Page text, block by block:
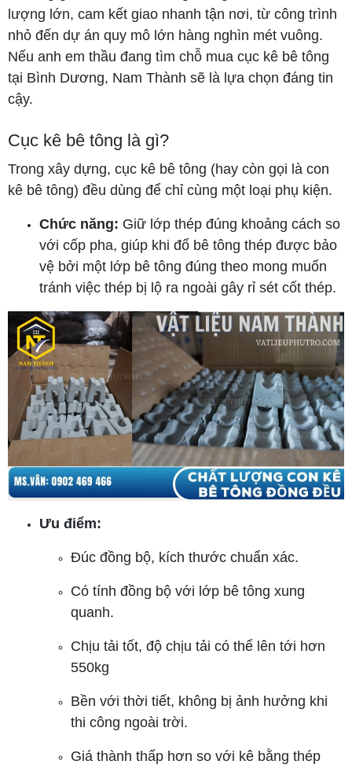
lượng lớn, cam kết giao nhanh tận nơi, từ công trình
nhỏ đến dự án quy mô lớn hàng nghìn mét vuông.
Nếu anh em thầu đang tìm chỗ mua cục kê bê tông
tại Bình Dương, Nam Thành sẽ là lựa chọn đáng tin
cậy.
Cục kê bê tông là gì?
Trong xây dựng, cục kê bê tông (hay còn gọi là con
kê bê tông) đều dùng để chỉ cùng một loại phụ kiện.
Chức năng: Giữ lớp thép đúng khoảng cách so
với cốp pha, giúp khi đổ bê tông thép được bảo
vệ bởi một lớp bê tông đúng theo mong muốn
tránh việc thép bị lộ ra ngoài gây rỉ sét cốt thép.
Ưu điểm:
Đúc đồng bộ, kích thước chuẩn xác.
Có tính đồng bộ với lớp bê tông xung
quanh.
Chịu tải tốt, độ chịu tải có thể lên tới hơn
550kg
Bền với thời tiết, không bị ảnh hưởng khi
thi công ngoài trời.
Giá thành thấp hơn so với kê bằng thép